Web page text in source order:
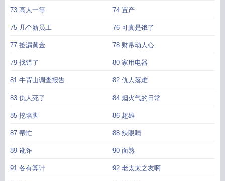
73 高人一等 74 置产
75 几个新员工 76 可真是饿了
77 捡漏黄金 78 财帛动人心
79 找错了 80 家用电器
81 牛背山调查报告 82 仇人落难
83 仇人死了 84 烟火气的日常
85 挖墙脚 86 超雄
87 帮忙 88 辣眼睛
89 讹诈 90 面熟
91 各有算计 92 老太太之友啊